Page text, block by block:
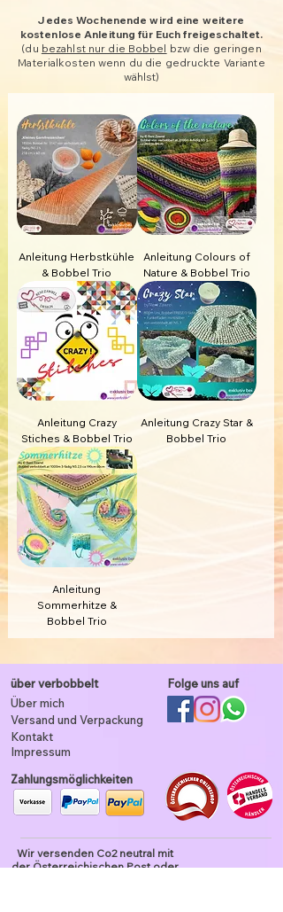
Jedes Wochenende wird eine weitere
kostenlose Anleitung für Euch freigeschaltet.
(du bezahlst nur die Bobbel bzw die geringen
Materialkosten wenn du die gedruckte Variante
wählst)
Anleitung Herbstkühle
& Bobbel Trio
Anleitung Colours of
Nature & Bobbel Trio
Anleitung Crazy
Stiches & Bobbel Trio
Anleitung Crazy Star &
Bobbel Trio
Anleitung
Sommerhitze &
Bobbel Trio
über verbobbelt
Über mich
Versand und Verpackung
Folge uns auf
Kontakt
Impressum
Zahlungsmöglichkeiten
Wir versenden Co2 neutral mit
der Österreichischen Post oder